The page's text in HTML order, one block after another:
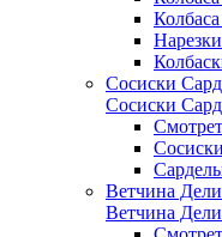
Сосиски
Сосиски
Сосиски
Ветчина
Ветчина